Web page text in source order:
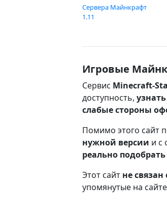
Сервера Майнкрафт
1.11
Игровые
Сервис Minecraft-
доступность,
слабые стороны
Помимо этого сайт
нужной версии и с
реально
Этот сайт не
упомянутые на